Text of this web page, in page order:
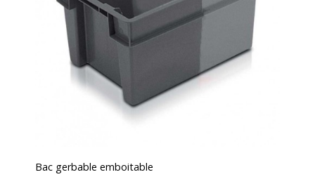
Bac gerbable emboitable